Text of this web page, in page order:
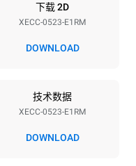
功率
5,15 kW
不包括
下载 2D
XECC-0523-E1RM
DOWNLOAD
技术数据
XECC-0523-E1RM
DOWNLOAD